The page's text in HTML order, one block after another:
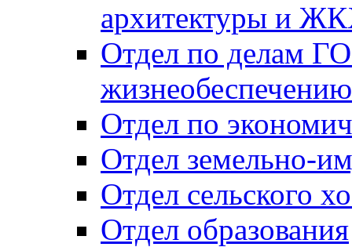
архитектуры и
Отдел по делам
Отдел по
Отдел земельно-
Отдел сельского
Отдел образования